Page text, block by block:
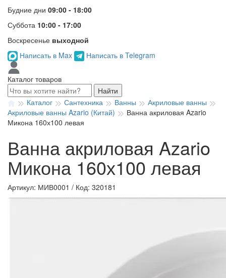
Будние дни 09:00 - 18:00
Суббота 10:00 - 17:00
Воскресенье выходной
Написать в Max
Написать в Telegram
Каталог товаров
Найти
Каталог
Сантехника Ванны
Акриловые ванны
Акриловые ванны Azario (Китай)
Ванна акриловая Azario
Микона 160х100 левая
Ванна акриловая Azario
Микона 160х100 левая
Артикул: МИВ0001 / Код: 320181